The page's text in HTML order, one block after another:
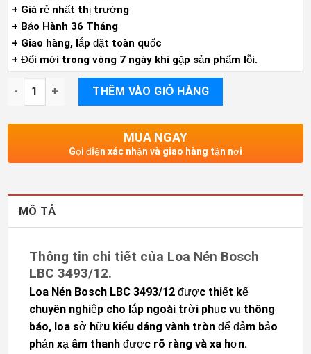
+ Giá rẻ nhất thị trường
+ Bảo Hành 36 Tháng
+ Giao hàng, lắp đặt toàn quốc
+ Đổi mới trong vòng 7 ngày khi gặp sản phẩm lỗi.
Loa Nén Bosch LBC 3493/12, công suất 30w, BH 12 tháng số
THÊM VÀO GIỎ HÀNG
MUA NGAY
Gọi điện xác nhận và giao hàng tận nơi
MÔ TẢ
Thông tin chi tiết của Loa Nén Bosch
LBC 3493/12.
Loa Nén Bosch LBC 3493/12 được thiết kế
chuyên nghiệp cho lắp ngoài trời phục vụ thông
báo, loa sở hữu kiểu dáng vành tròn để đảm bảo
phản xạ âm thanh được rõ ràng và xa hơn.